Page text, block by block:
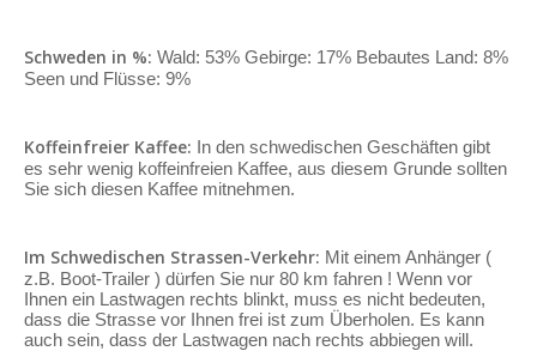
Schweden in %: Wald: 53% Gebirge: 17% Bebautes Land: 8%
Seen und Flüsse: 9%
Koffeinfreier Kaffee: In den schwedischen Geschäften gibt
es sehr wenig koffeinfreien Kaffee, aus diesem Grunde sollten
Sie sich diesen Kaffee mitnehmen.
Im Schwedischen Strassen-Verkehr: Mit einem Anhänger (
z.B. Boot-Trailer ) dürfen Sie nur 80 km fahren ! Wenn vor
Ihnen ein Lastwagen rechts blinkt, muss es nicht bedeuten,
dass die Strasse vor Ihnen frei ist zum Überholen. Es kann
auch sein, dass der Lastwagen nach rechts abbiegen will.